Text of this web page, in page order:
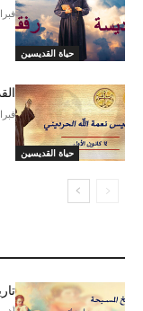
حياة القديسين
فبراير
حياة القديسين
فبراير